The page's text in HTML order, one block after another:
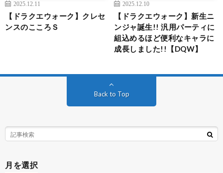
2025.12.11
【ドラクエウォーク】クレセ
ンスのこころＳ
2025.12.10
【ドラクエウォーク】新生ニ
ンジャ誕生!! 汎用パーティに
組込めるほど便利なキャラに
成長しました!!【DQW】
Back to Top
月を選択